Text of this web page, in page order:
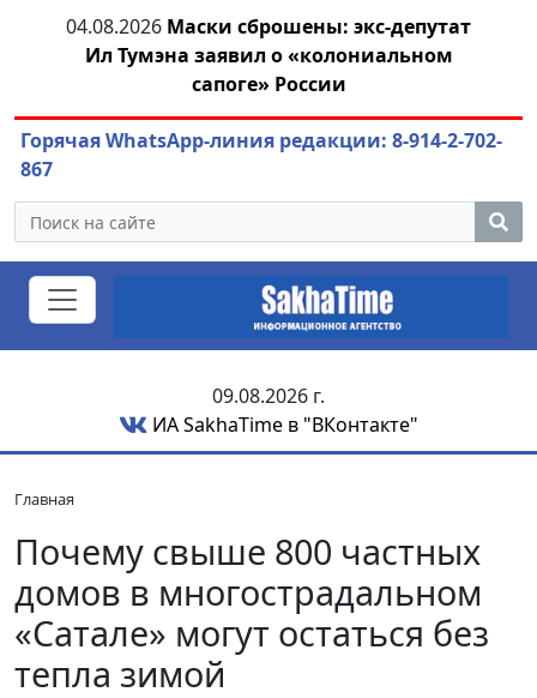
04.08.2026 Маски сброшены: экс-депутат
Ил Тумэна заявил о «колониальном
сапоге» России
Горячая WhatsApp-линия редакции: 8-914-2-702-
867
09.08.2026 г.
ИА SakhaTime в "ВКонтакте"
Главная
Почему свыше 800 частных
домов в многострадальном
«Сатале» могут остаться без
тепла зимой